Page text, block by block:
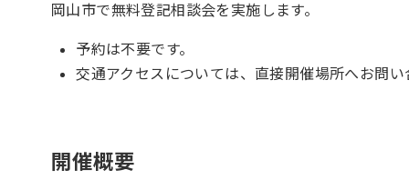
岡山市で無料登記相談会を実施します。
予約は不要です。
交通アクセスについては、直接開催場所へお問い
開催概要